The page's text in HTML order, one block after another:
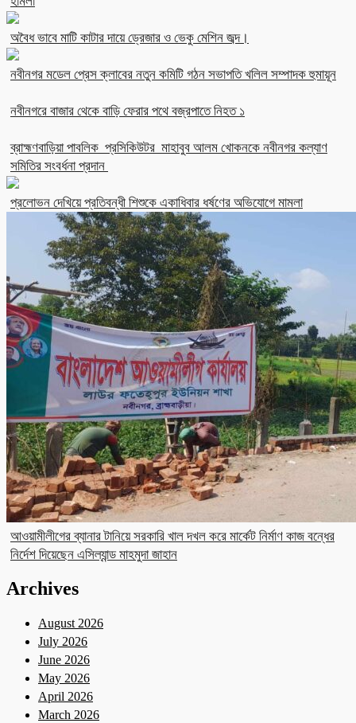
অবৈধ ভাবে মাটি কাটার দায়ে ড্রেজার ও ভেকু মেশিন জব্দ।
নবীনগর মডেল প্রেস ক্লাবের নতুন কমিটি গঠন সভাপতি খলিল সম্পাদক হুমায়ূন
নবীনগরে বাজার থেকে বাড়ি ফেরার পথে বজ্রপাতে নিহত ১
ব্রাহ্মণবাড়িয়া পাবলিক প্রসিকিউটর মাহাবুব আলম খোকনকে নবীনগর কল্যাণ
সমিতির সংবর্ধনা প্রদান
প্রলোভন দেখিয়ে প্রতিবন্ধী শিশুকে একাধিবার ধর্ষণের অভিযোগে মামলা
আওয়ামীলীগের ব্যানার টানিয়ে সরকারি খাল দখল করে মার্কেট নির্মাণ কাজ বন্ধের
নির্দেশ দিয়েছেন এসিল্যান্ড মাহমুদা জাহান
Archives
August 2026
July 2026
June 2026
May 2026
April 2026
March 2026